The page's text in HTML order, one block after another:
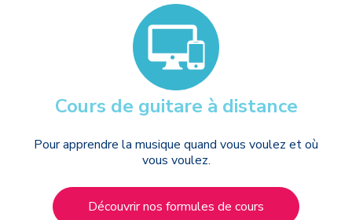
Cours de guitare à distance
Pour apprendre la musique quand vous voulez et où
vous voulez.
Découvrir nos formules de cours